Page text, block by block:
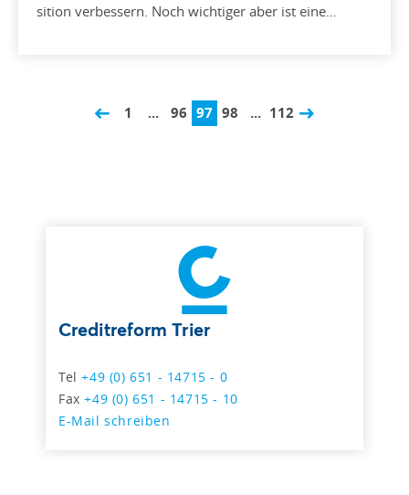
sition verbessern. Noch wichtiger aber ist eine…
1 ... 96 97 98 ... 112
Creditreform Trier
Tel+49 (0) 651 - 14715 - 0
Fax+49 (0) 651 - 14715 - 10
E-Mail schreiben